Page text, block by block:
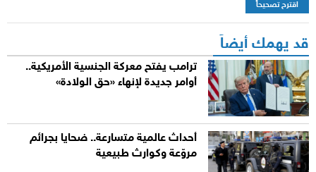
اقترح تصحيحاً
قد يهمك أيضاً
ترامب يفتح معركة الجنسية الأمريكية..
أوامر جديدة لإنهاء «حق الولادة»
أحداث عالمية متسارعة.. ضحايا بجرائم
مروّعة وكوارث طبيعية